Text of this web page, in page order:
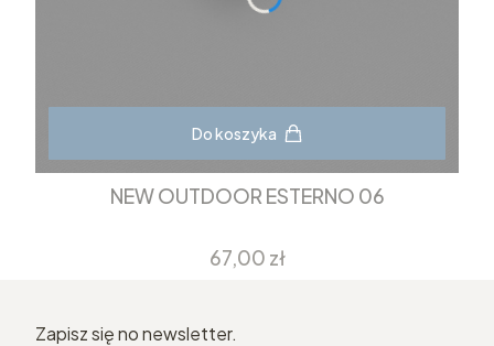
Do koszyka
NEW OUTDOOR ESTERNO 06
Cena
67,00 zł
Zapisz się no newsletter.